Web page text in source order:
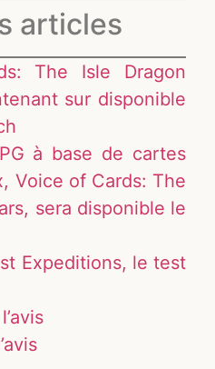
articles
The Isle Dragon
sur disponible
à base de cartes
Voice of Cards: The
sera disponible le
Expeditions, le test